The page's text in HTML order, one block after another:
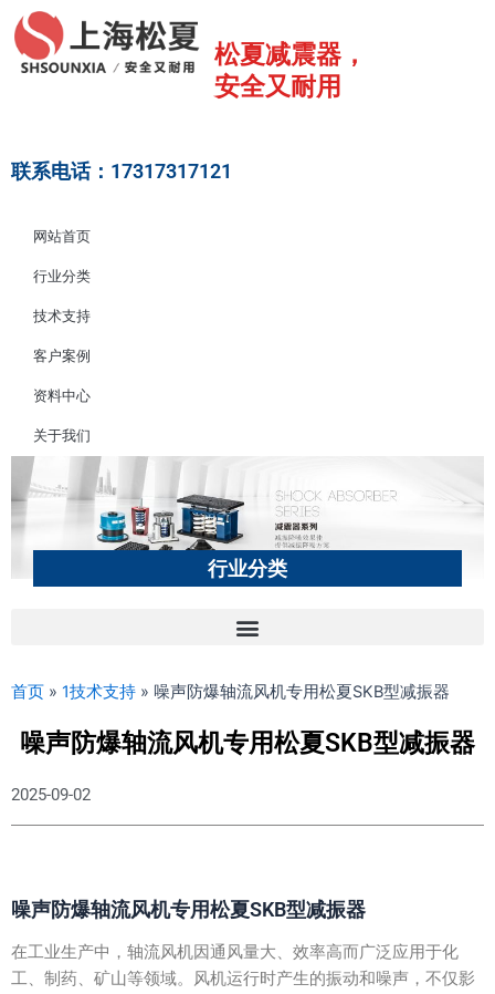
至
松夏减震器，
安全又耐用
联系电话：17317317121
网站首页
行业分类
技术支持
客户案例
资料中心
关于我们
行业分类
首页 » 1技术支持 » 噪声防爆轴流风机专用松夏SKB型减振器
噪声防爆轴流风机专用松夏SKB型减振器
2025-09-02
噪声防爆轴流风机专用松夏SKB型减振器
在工业生产中，轴流风机因通风量大、效率高而广泛应用于化
工、制药、矿山等领域。风机运行时产生的振动和噪声，不仅影